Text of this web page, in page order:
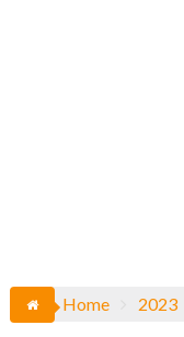
Home 2023